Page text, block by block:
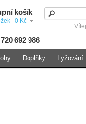
košík
- 0 Kč
692 986
Doplňky Lyžování